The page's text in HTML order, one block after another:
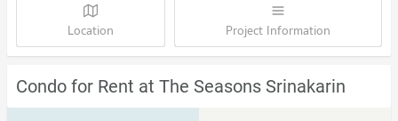
Location Project Information
Condo for Rent at The Seasons Srinakarin